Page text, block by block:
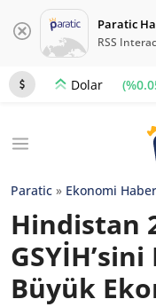
Paratic
RSS
Dolar
Paratic » Ekonomi
Hindistan
Büyük